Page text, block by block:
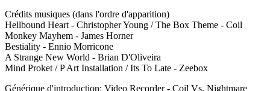
Crédits musiques (dans l'ordre d'apparition)
Hellbound Heart - Christopher Young / The Box Theme - Coil
Monkey Mayhem - James Horner
Bestiality - Ennio Morricone
A Strange New World - Brian D'Oliveira
Mind Proket / P Art Installation / Its To Late - Zeebox
Générique d'introduction: Video Recorder - Coil Vs. Nightmare